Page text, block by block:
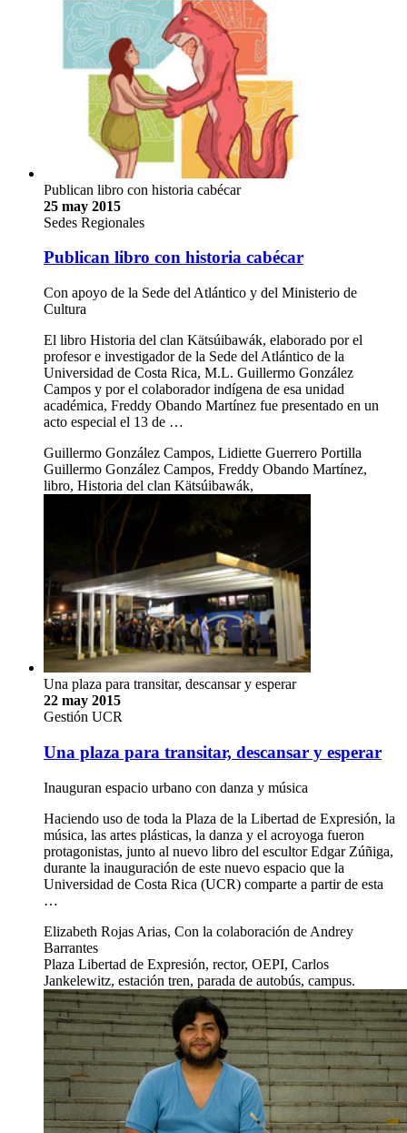
Publican libro con historia cabécar
25 may 2015
Sedes Regionales
Publican libro con historia cabécar
Con apoyo de la Sede del Atlántico y del Ministerio de
Cultura
El libro Historia del clan Kätsúibawák, elaborado por el
profesor e investigador de la Sede del Atlántico de la
Universidad de Costa Rica, M.L. Guillermo González
Campos y por el colaborador indígena de esa unidad
académica, Freddy Obando Martínez fue presentado en un
acto especial el 13 de …
Guillermo González Campos, Lidiette Guerrero Portilla
Guillermo González Campos, Freddy Obando Martínez,
libro, Historia del clan Kätsúibawák,
Una plaza para transitar, descansar y esperar
22 may 2015
Gestión UCR
Una plaza para transitar, descansar y esperar
Inauguran espacio urbano con danza y música
Haciendo uso de toda la Plaza de la Libertad de Expresión, la
música, las artes plásticas, la danza y el acroyoga fueron
protagonistas, junto al nuevo libro del escultor Edgar Zúñiga,
durante la inauguración de este nuevo espacio que la
Universidad de Costa Rica (UCR) comparte a partir de esta
…
Elizabeth Rojas Arias, Con la colaboración de Andrey
Barrantes
Plaza Libertad de Expresión, rector, OEPI, Carlos
Jankelewitz, estación tren, parada de autobús, campus.